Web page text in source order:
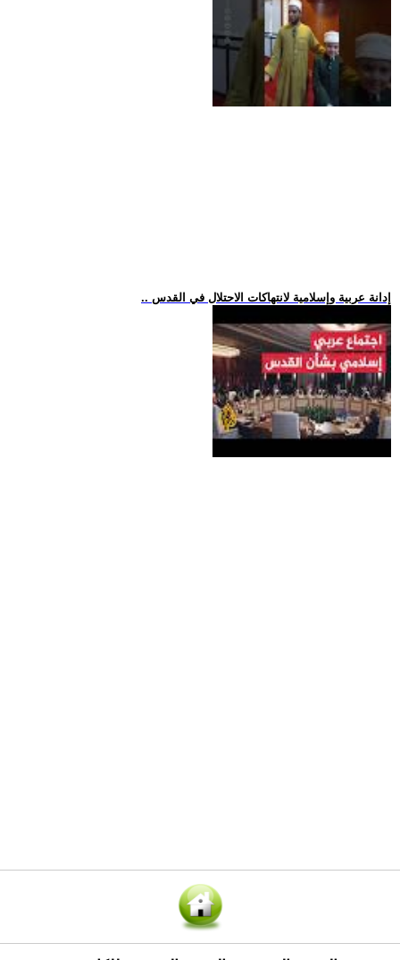
.. إدانة عربية وإسلامية لانتهاكات الاحتلال في القدس